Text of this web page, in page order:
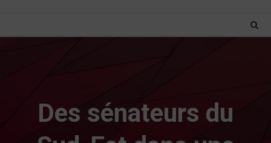
Des sénateurs du